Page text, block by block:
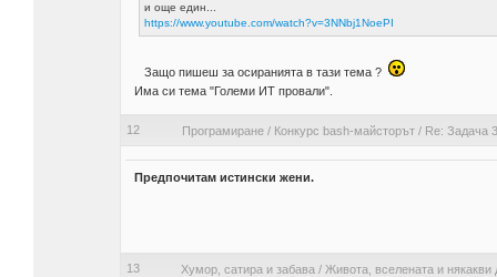
и още един...
https://www.youtube.com/watch?v=3NNbj1NoePI
Защо пишеш за осиранията в тази тема ?
Има си тема "Големи ИТ провали".
12 Програмиране/ Конкурс bash-майсторът/ Re: Задача
Предпочитам истински жени.
13 Хумор, сатира и забава / Живота, вселената и някакви